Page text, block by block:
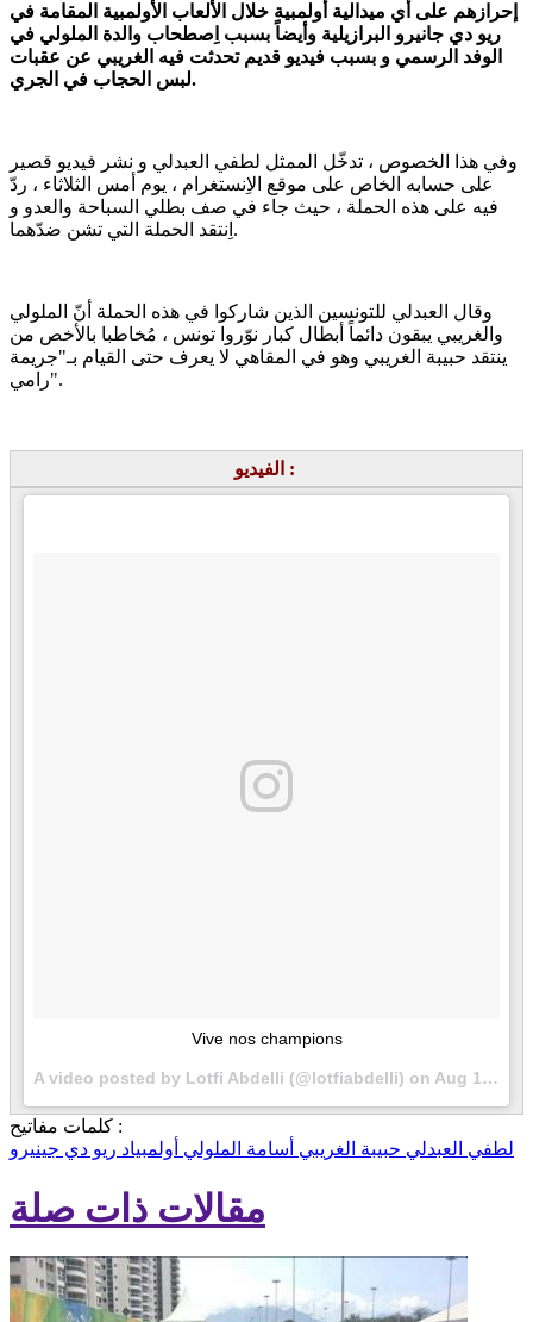
إحرازهم على أي ميدالية أولمبية خلال الألعاب الأولمبية المقامة في
ريو دي جانيرو البرازيلية وأيضاً بسبب اِصطحاب والدة الملولي في
الوفد الرسمي و بسبب فيديو قديم تحدثت فيه الغريبي عن عقبات
لبس الحجاب في الجري.
وفي هذا الخصوص ، تدخّل الممثل لطفي العبدلي و نشر فيديو قصير
على حسابه الخاص على موقع الاِنستغرام ، يوم أمس الثلاثاء ، ردّ
فيه على هذه الحملة ، حيث جاء في صف بطلي السباحة والعدو و
اِنتقد الحملة التي تشن ضدّهما.
وقال العبدلي للتونسين الذين شاركوا في هذه الحملة أنّ الملولي
والغريبي يبقون دائماً أبطال كبار نوّروا تونس ، مُخاطبا بالأخص من
ينتقد حبيبة الغريبي وهو في المقاهي لا يعرف حتى القيام بـ"جريمة
رامي".
الفيديو :
Vive nos champions
A video posted by Lotfi Abdelli (@lotfiabdelli) on Aug 16, 2016 at 2:01pm PDT
كلمات مفاتيح :
لطفي العبدلي حبيبة الغريبي أسامة الملولي أولمبياد ريو دي جينيرو
مقالات ذات صلة